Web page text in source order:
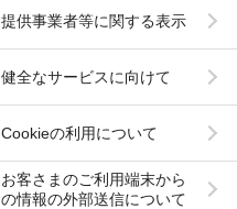
提供事業者等に関する表示
健全なサービスに向けて
Cookieの利用について
お客さまのご利用端末から
の情報の外部送信について